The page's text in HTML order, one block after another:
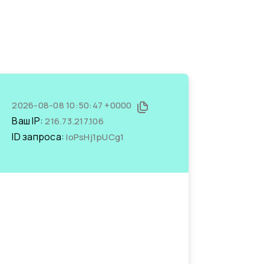
2026-08-08 10:50:47 +0000
Ваш IP:216.73.217.106
ID запроса:loPsHj1pUCg1